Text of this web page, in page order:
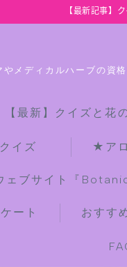
【最新記事】
やメディカルハーブの資
【最新】クイズと花
イズ ★ア
ェブサイト『
ート おすす